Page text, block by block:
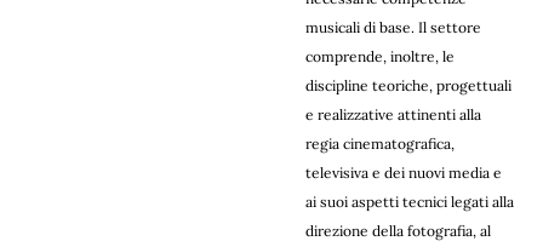
musicali di base. Il settore
comprende, inoltre, le
discipline teoriche, progettuali
e realizzative attinenti alla
regia cinematografica,
televisiva e dei nuovi media e
ai suoi aspetti tecnici legati alla
direzione della fotografia, al